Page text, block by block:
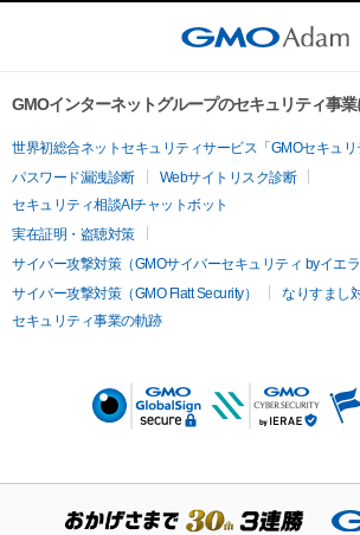
GMOインターネットグループのセキュリティ事
世界初総合ネットセキュリティサービス「GMOセキュリ
パスワード漏洩診断
Webサイトリスク診断
セキュリティ相談AIチャットボット
実在証明・盗聴対策
サイバー攻撃対策（GMOサイバーセキュリティ byイエラ
サイバー攻撃対策（GMO Flatt Security）
なりすまし
セキュリティ事業の軌跡